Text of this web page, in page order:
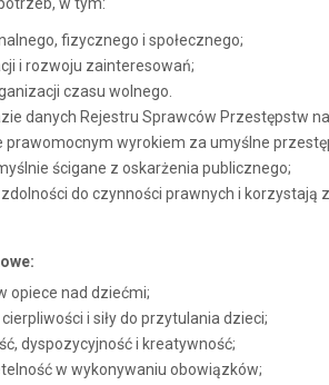
fizycznego i społecznego;
i rozwoju zainteresowań;
czasu wolnego.
danych Rejestru Sprawców Przestępstw
prawomocnym wyrokiem za umyślne
ścigane z oskarżenia publicznego;
zdolności do czynności prawnych i korzystają
opiece nad dziećmi;
cierpliwości i siły do przytulania dzieci;
dyspozycyjność i kreatywność;
w wykonywaniu obowiązków;